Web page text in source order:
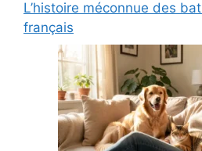
L’histoire méconnue des
français